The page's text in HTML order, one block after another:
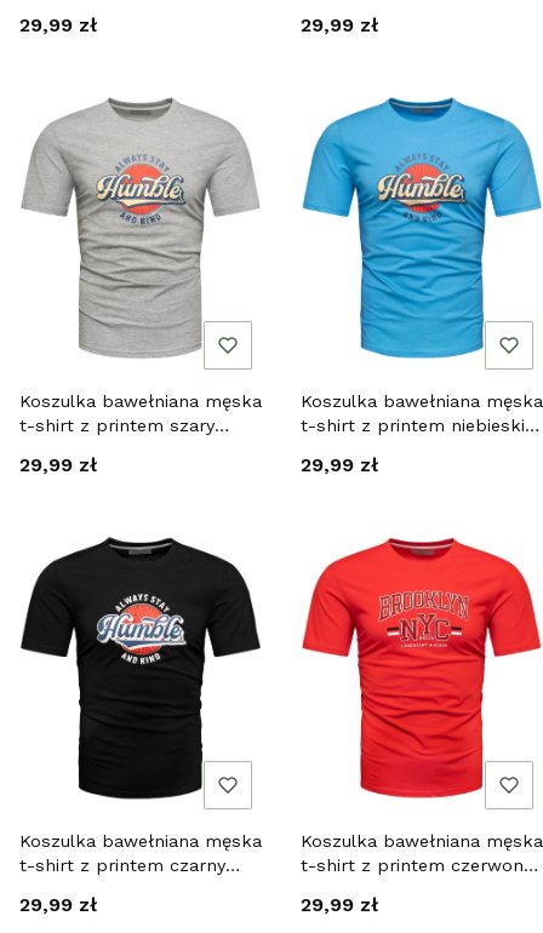
Cena
29,99 zł Cena
29,99 zł
Koszulka bawełniana męska
t-shirt z printem szary
Cena
29,99 zł
Koszulka bawełniana męska
t-shirt z printem niebieski
Cena
29,99 zł
Koszulka bawełniana męska
t-shirt z printem czarny
Cena
29,99 zł
Koszulka bawełniana męska
t-shirt z printem czerwony
Cena
29,99 zł